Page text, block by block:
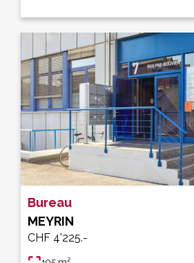
Bureau
MEYRIN
CHF 4'225.-